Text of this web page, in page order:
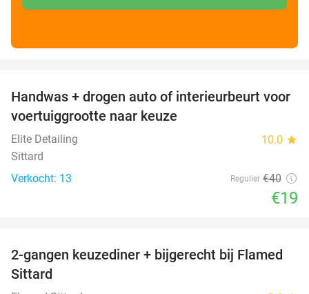
53%
Handwas + drogen auto of interieurbeurt voor
voertuiggrootte naar keuze
Elite Detailing 10.0 star
Sittard
Verkocht: 13
Regulier €40
€19
31%
2-gangen keuzediner + bijgerecht bij Flamed
Sittard